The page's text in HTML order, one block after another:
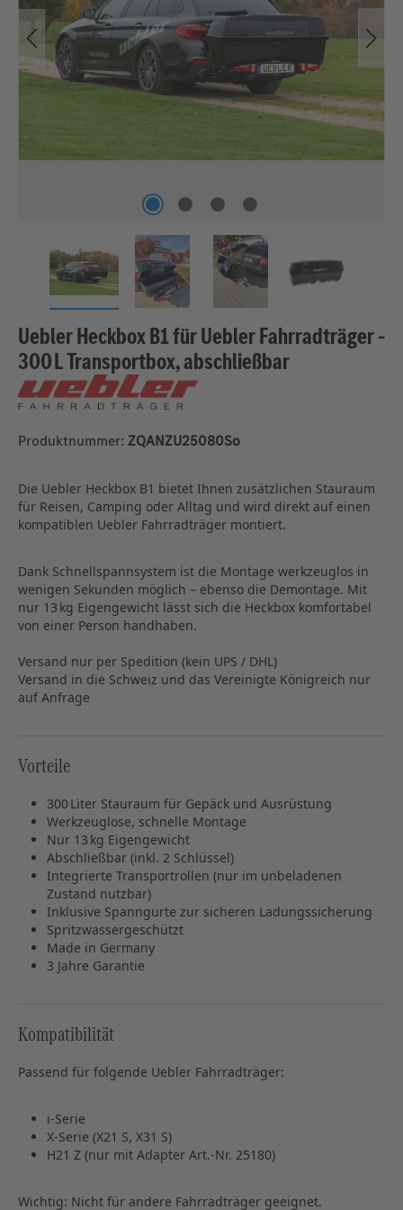
Uebler Heckbox B1 für Uebler Fahrradträger –
300 L Transportbox, abschließbar
Produktnummer: ZQANZU25080So
Die Uebler Heckbox B1 bietet Ihnen zusätzlichen Stauraum
für Reisen, Camping oder Alltag und wird direkt auf einen
kompatiblen Uebler Fahrradträger montiert.
Dank Schnellspannsystem ist die Montage werkzeuglos in
wenigen Sekunden möglich – ebenso die Demontage. Mit
nur 13 kg Eigengewicht lässt sich die Heckbox komfortabel
von einer Person handhaben.
Versand nur per Spedition (kein UPS / DHL)
Versand in die Schweiz und das Vereinigte Königreich nur
auf Anfrage
Vorteile
300 Liter Stauraum für Gepäck und Ausrüstung
Werkzeuglose, schnelle Montage
Nur 13 kg Eigengewicht
Abschließbar (inkl. 2 Schlüssel)
Integrierte Transportrollen (nur im unbeladenen
Zustand nutzbar)
Inklusive Spanngurte zur sicheren Ladungssicherung
Spritzwassergeschützt
Made in Germany
3 Jahre Garantie
Kompatibilität
Passend für folgende Uebler Fahrradträger:
i‑Serie
X‑Serie (X21 S, X31 S)
H21 Z (nur mit Adapter Art.-Nr. 25180)
Wichtig: Nicht für andere Fahrradträger geeignet.